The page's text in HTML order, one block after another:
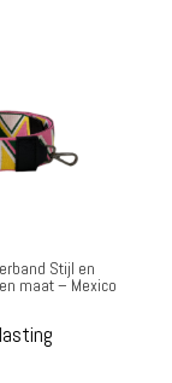
Stijl en
maat – Mexico